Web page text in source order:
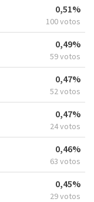
0,51%
100 votos
0,49%
59 votos
0,47%
52 votos
0,47%
24 votos
0,46%
63 votos
0,45%
29 votos